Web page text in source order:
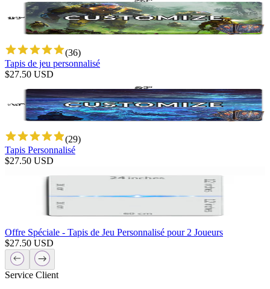
(36)
Tapis de jeu personnalisé
$27.50 USD
(29)
Tapis Personnalisé
$27.50 USD
Offre Spéciale - Tapis de Jeu Personnalisé pour 2 Joueurs
$27.50 USD
Service Client